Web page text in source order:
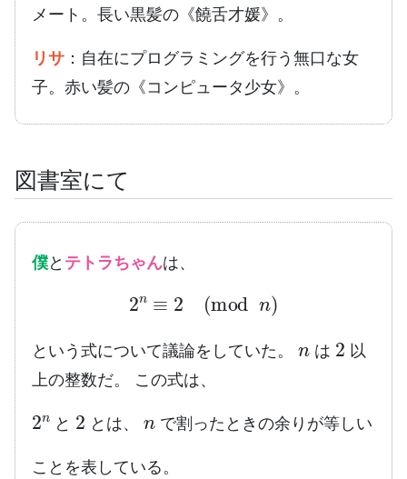
メート。長い黒髪の《饒舌才媛》。
リサ ：自在にプログラミングを行う無口な女
子。赤い髪の《コンピュータ少女》。
図書室にて
僕と テトラちゃんは、
2n ≡2 modn
という式について議論をしていた。 は
2
以
上の整数だ。 この式は、
2n
と
2
とは、
で割ったときの余りが等しい
ことを表している。